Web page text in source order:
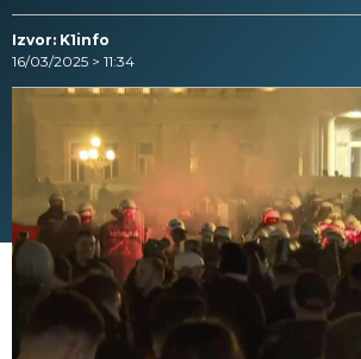
Izvor: K1info
16/03/2025 > 11:34